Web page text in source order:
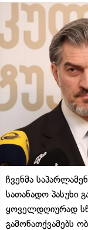
ჩვენმა
სათანადო პასუხი
ყოველდღიურად
გამონათქვამებს